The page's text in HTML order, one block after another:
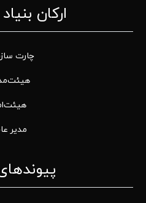
ارکان
چارت
مدیر